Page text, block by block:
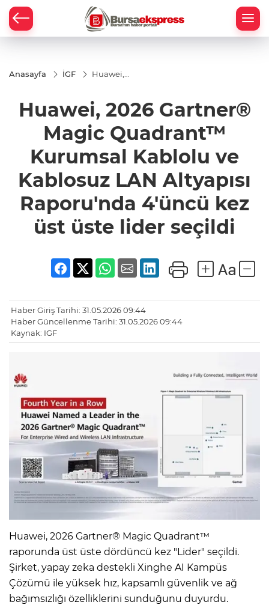
Anasayfa İGF
Huawei,
Magic
Quadrant™
Kurumsal
Kablolu ve
Kablosuz
LAN
Altyapısı
4'üncü kez
üst üste
lider seçildi
Huawei, 2026 Gartner®
Magic Quadrant™
Kurumsal Kablolu ve
Kablosuz LAN Altyapısı
Raporu'nda 4'üncü kez
üst üste lider seçildi
Haber Giriş Tarihi: 31.05.2026 09:44
Haber Güncellenme Tarihi: 31.05.2026 09:44
Kaynak: IGF
Huawei, 2026 Gartner® Magic Quadrant™
raporunda üst üste dördüncü kez "Lider" seçildi.
Şirket, yapay zeka destekli Xinghe AI Kampüs
Çözümü ile yüksek hız, kapsamlı güvenlik ve ağ
bağımsızlığı özelliklerini sunduğunu duyurdu.